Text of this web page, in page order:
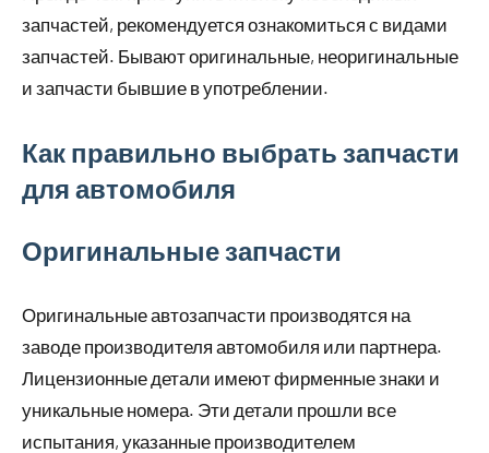
запчастей, рекомендуется ознакомиться с видами
запчастей. Бывают оригинальные, неоригинальные
и запчасти бывшие в употреблении.
Как правильно выбрать запчасти
для автомобиля
Оригинальные запчасти
Оригинальные автозапчасти производятся на
заводе производителя автомобиля или партнера.
Лицензионные детали имеют фирменные знаки и
уникальные номера. Эти детали прошли все
испытания, указанные производителем